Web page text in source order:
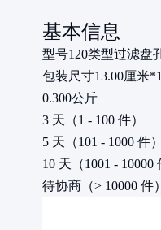
基本信息
型号120类型过滤盘
包装尺寸13.00厘米
0.300公斤
3 天（1 - 100 件）
5 天（101 - 1000 件）
10 天（1001 - 10000
待协商（> 10000 件）